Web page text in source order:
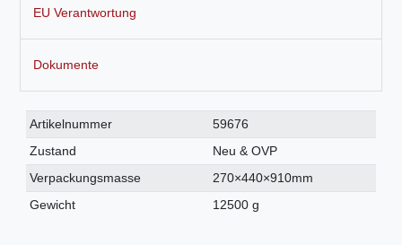
EU Verantwortung
Dokumente
Technisches
Merkmal
Wert
Artikelnummer
59676
Zustand
Neu & OVP
Verpackungsmasse
270×440×910mm
Gewicht
12500 g